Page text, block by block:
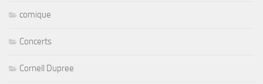
comique
Concerts
Cornell Dupree